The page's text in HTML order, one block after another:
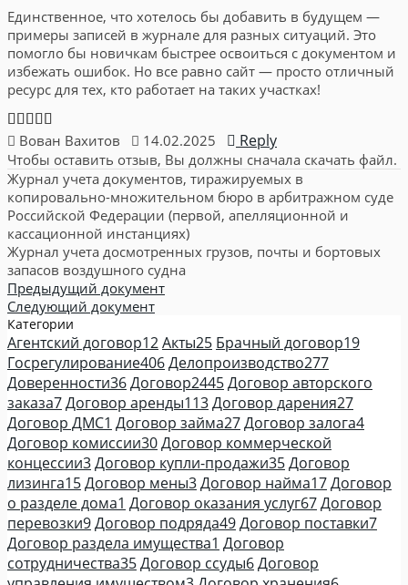
Единственное, что хотелось бы добавить в будущем —
примеры записей в журнале для разных ситуаций. Это
помогло бы новичкам быстрее освоиться с документом и
избежать ошибок. Но все равно сайт — просто отличный
ресурс для тех, кто работает на таких участках!
Вован Вахитов 14.02.2025 Reply
Чтобы оставить отзыв, Вы должны сначала скачать файл.
Журнал учета документов, тиражируемых в
копировально-множительном бюро в арбитражном суде
Российской Федерации (первой, апелляционной и
кассационной инстанциях)
Журнал учета досмотренных грузов, почты и бортовых
запасов воздушного судна
Предыдущий документ
Следующий документ
Категории
Агентский договор12Акты25 Брачный договор19
Госрегулирование406Делопроизводство277
Доверенности36Договор2445Договор авторского
заказа7Договор аренды113Договор дарения27
Договор ДМС1 Договор займа27Договор залога4
Договор комиссии30Договор коммерческой
концессии3Договор купли-продажи35Договор
лизинга15Договор мены3Договор найма17Договор
о разделе дома1 Договор оказания услуг67Договор
перевозки9Договор подряда49Договор поставки7
Договор раздела имущества1 Договор
сотрудничества35Договор ссуды6Договор